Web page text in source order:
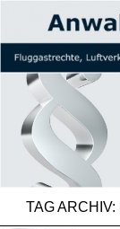
TAG ARCHIV: